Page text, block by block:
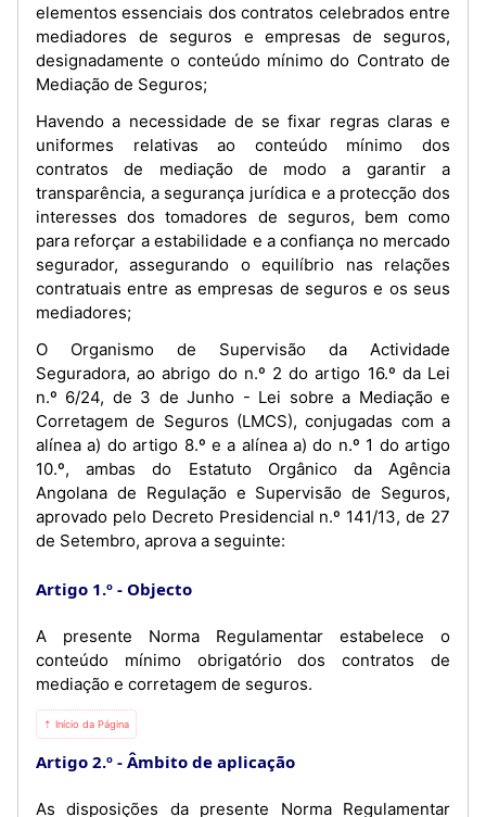
elementos essenciais dos contratos celebrados entre
mediadores de seguros e empresas de seguros,
designadamente o conteúdo mínimo do Contrato de
Mediação de Seguros;
Havendo a necessidade de se fixar regras claras e
uniformes relativas ao conteúdo mínimo dos
contratos de mediação de modo a garantir a
transparência, a segurança jurídica e a protecção dos
interesses dos tomadores de seguros, bem como
para reforçar a estabilidade e a confiança no mercado
segurador, assegurando o equilíbrio nas relações
contratuais entre as empresas de seguros e os seus
mediadores;
O Organismo de Supervisão da Actividade
Seguradora, ao abrigo do n.º 2 do artigo 16.º da Lei
n.º 6/24, de 3 de Junho - Lei sobre a Mediação e
Corretagem de Seguros (LMCS), conjugadas com a
alínea a) do artigo 8.º e a alínea a) do n.º 1 do artigo
10.º, ambas do Estatuto Orgânico da Agência
Angolana de Regulação e Supervisão de Seguros,
aprovado pelo Decreto Presidencial n.º 141/13, de 27
de Setembro, aprova a seguinte:
Artigo 1.º Objecto
A presente Norma Regulamentar estabelece o
conteúdo mínimo obrigatório dos contratos de
mediação e corretagem de seguros.
⇡ Início da Página
Artigo 2.º Âmbito de aplicação
As disposições da presente Norma Regulamentar